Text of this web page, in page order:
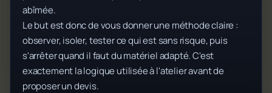
abîmée.
Le but est donc de vous donner une méthode claire :
observer, isoler, tester ce qui est sans risque, puis
s'arrêter quand il faut du matériel adapté. C'est
exactement la logique utilisée à l'atelier avant de
proposer un devis.